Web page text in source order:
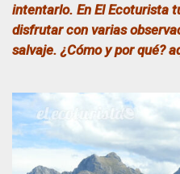
intentarlo. En El Ecoturista
disfrutar con varias
salvaje. ¿Cómo y por qué?